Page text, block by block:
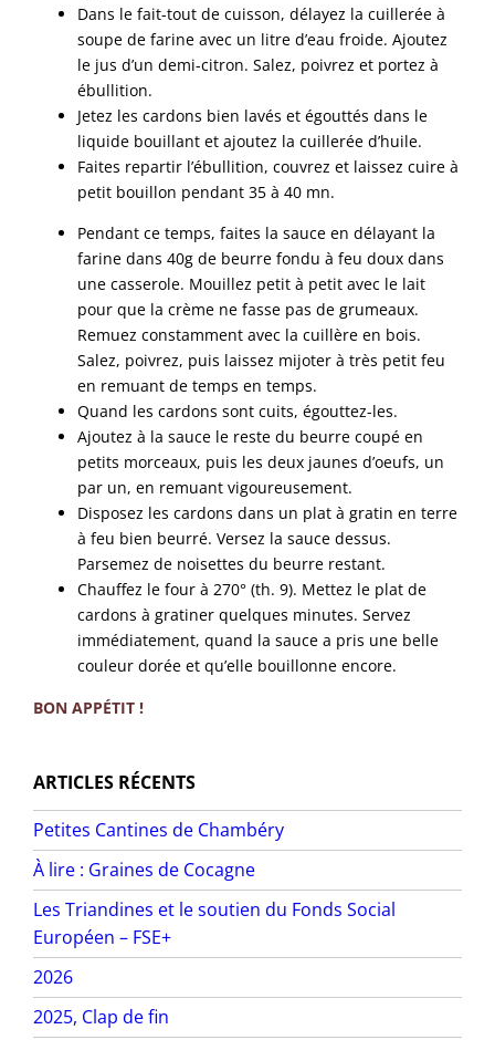
Dans le fait-tout de cuisson, délayez la cuillerée à
soupe de farine avec un litre d’eau froide. Ajoutez
le jus d’un demi-citron. Salez, poivrez et portez à
ébullition.
Jetez les cardons bien lavés et égouttés dans le
liquide bouillant et ajoutez la cuillerée d’huile.
Faites repartir l’ébullition, couvrez et laissez cuire à
petit bouillon pendant 35 à 40 mn.
Pendant ce temps, faites la sauce en délayant la
farine dans 40g de beurre fondu à feu doux dans
une casserole. Mouillez petit à petit avec le lait
pour que la crème ne fasse pas de grumeaux.
Remuez constamment avec la cuillère en bois.
Salez, poivrez, puis laissez mijoter à très petit feu
en remuant de temps en temps.
Quand les cardons sont cuits, égouttez-les.
Ajoutez à la sauce le reste du beurre coupé en
petits morceaux, puis les deux jaunes d’oeufs, un
par un, en remuant vigoureusement.
Disposez les cardons dans un plat à gratin en terre
à feu bien beurré. Versez la sauce dessus.
Parsemez de noisettes du beurre restant.
Chauffez le four à 270° (th. 9). Mettez le plat de
cardons à gratiner quelques minutes. Servez
immédiatement, quand la sauce a pris une belle
couleur dorée et qu’elle bouillonne encore.
BON APPÉTIT !
ARTICLES RÉCENTS
Petites Cantines de Chambéry
À lire : Graines de Cocagne
Les Triandines et le soutien du Fonds Social
Européen – FSE+
2026
2025, Clap de fin